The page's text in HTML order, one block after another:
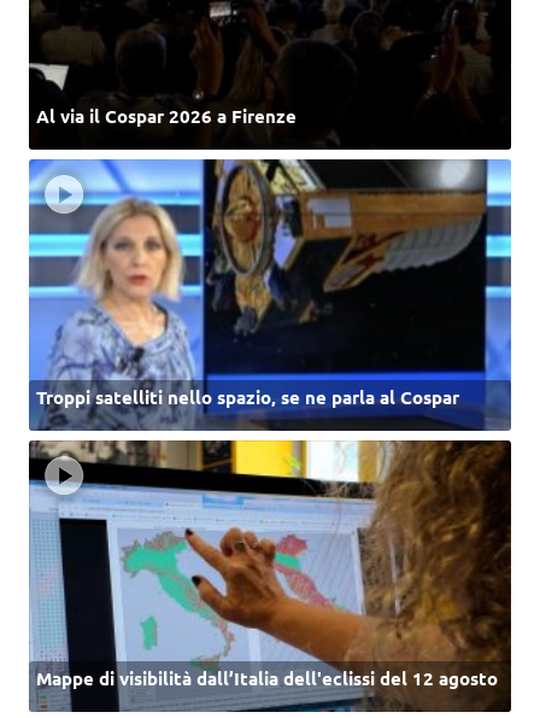
Al via il Cospar 2026 a Firenze
Troppi satelliti nello spazio, se ne parla al Cospar
Mappe di visibilità dall’Italia dell'eclissi del 12 agosto